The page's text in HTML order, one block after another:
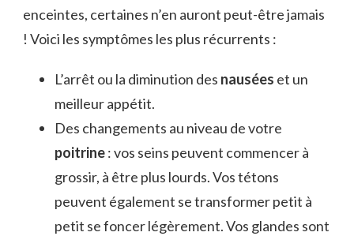
enceintes, certaines n’en auront peut-être jamais
! Voici les symptômes les plus récurrents :
L’arrêt ou la diminution des nausées et un
meilleur appétit.
Des changements au niveau de votre
poitrine: vos seins peuvent commencer à
grossir, à être plus lourds. Vos tétons
peuvent également se transformer petit à
petit se foncer légèrement. Vos glandes sont